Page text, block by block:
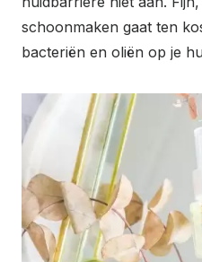
schoonmaken gaat ten
bacteriën en oliën op je